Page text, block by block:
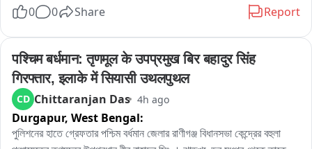
হচ্ছে, বাড়ছে দুর্ঘটনার আশঙ্কাও। বিষয়টি নিয়ে পুরসভায় লিখিত অভিযোগ জমা
এলাকার বিজেপি কর্মী রোহিত দে জানান, এলাকাবাসীর অভিযোগের ভিত্তিতেই তাঁরা
পুরসভায় স্মারকলিপি জমা দিয়েছেন। তাঁর দাবি, নির্মাণসামগ্রী মাসের পর মাস রাস্তার
উপর পড়ে থাকায় রাস্তা কার্যত সরু হয়ে গিয়েছে। বর্ষাকালে বালি ও অন্যান্য সামগ্রী
নিকাশি ব্যবস্থা আটকে দিচ্ছে, ফলে জল জমার সমস্যাও বাড়ছে। রাতের অন্ধকারে
ভারী ডাম্পার ও লরিতে মালপত্র নামানোর ফলে রাস্তারও ক্ষতি হচ্ছে বলে অভিযোগ
করেন তিনি। প্রশাসনের তরফে প্রয়োজনীয় ব্যবস্থা নেওয়ার দাবি জানিয়ে তিনি
0 0 Share Report
पश्चिम बर्धमान: तृणमूल के उपप्रमुख बिर बहादुर सिंह
गिरफ्तार, इलाके में सियासी उथलपुथल
CD Chittaranjan Das 4h ago
Durgapur, West Bengal:
পুলিশনের হাতে গ্রেফতার পশ্চিম বর্ধমান জেলার রাণীগঞ্জ বিধানসভা কেন্দ্রের বহুলা